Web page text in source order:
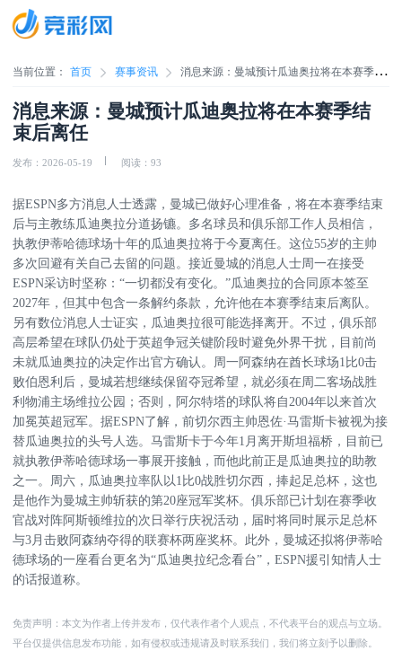
当前位置： 首页 赛事资讯
消息来源：曼城预计瓜迪奥拉将在本赛季结
消息来源：曼城预计瓜迪奥拉将在本赛季结
束后离任
发布：2026-05-19 阅读：93
据ESPN多方消息人士透露，曼城已做好心理准备，将在本赛季结束
后与主教练瓜迪奥拉分道扬镳。多名球员和俱乐部工作人员相信，
执教伊蒂哈德球场十年的瓜迪奥拉将于今夏离任。这位55岁的主帅
多次回避有关自己去留的问题。接近曼城的消息人士周一在接受
ESPN采访时坚称：“一切都没有变化。”瓜迪奥拉的合同原本签至
2027年，但其中包含一条解约条款，允许他在本赛季结束后离队。
另有数位消息人士证实，瓜迪奥拉很可能选择离开。不过，俱乐部
高层希望在球队仍处于英超争冠关键阶段时避免外界干扰，目前尚
未就瓜迪奥拉的决定作出官方确认。周一阿森纳在酋长球场1比0击
败伯恩利后，曼城若想继续保留夺冠希望，就必须在周二客场战胜
利物浦主场维拉公园；否则，阿尔特塔的球队将自2004年以来首次
加冕英超冠军。据ESPN了解，前切尔西主帅恩佐·马雷斯卡被视为接
替瓜迪奥拉的头号人选。马雷斯卡于今年1月离开斯坦福桥，目前已
就执教伊蒂哈德球场一事展开接触，而他此前正是瓜迪奥拉的助教
之一。周六，瓜迪奥拉率队以1比0战胜切尔西，捧起足总杯，这也
是他作为曼城主帅斩获的第20座冠军奖杯。俱乐部已计划在赛季收
官战对阵阿斯顿维拉的次日举行庆祝活动，届时将同时展示足总杯
与3月击败阿森纳夺得的联赛杯两座奖杯。此外，曼城还拟将伊蒂哈
德球场的一座看台更名为“瓜迪奥拉纪念看台”，ESPN援引知情人士
的话报道称。
免责声明：本文为作者上传并发布，仅代表作者个人观点，不代表平台的观点与立场。
平台仅提供信息发布功能，如有侵权或违规请及时联系我们，我们将立刻予以删除。